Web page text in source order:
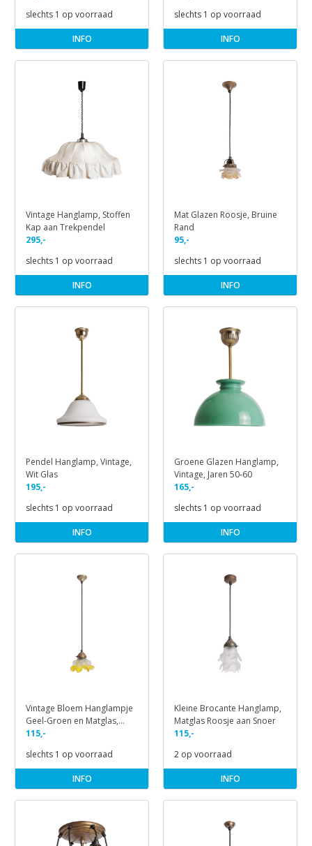
slechts 1 op voorraad
INFO
slechts 1 op voorraad
INFO
Vintage Hanglamp, Stoffen
Kap aan Trekpendel
295,-
slechts 1 op voorraad
INFO
Mat Glazen Roosje, Bruine
Rand
95,-
slechts 1 op voorraad
INFO
Pendel Hanglamp, Vintage,
Wit Glas
195,-
slechts 1 op voorraad
INFO
Groene Glazen Hanglamp,
Vintage, Jaren 50-60
165,-
slechts 1 op voorraad
INFO
Vintage Bloem Hanglampje
Geel-Groen en Matglas,
Jaren 30
115,-
slechts 1 op voorraad
INFO
Kleine Brocante Hanglamp,
Matglas Roosje aan Snoer
115,-
2 op voorraad
INFO